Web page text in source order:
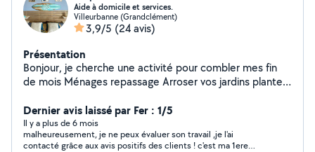
Aide à domicile et services.
Villeurbanne (Grandclément)
3,9/5 (24 avis)
Présentation
Bonjour, je cherche une activité pour combler mes fin
de mois Ménages repassage Arroser vos jardins plantes
Dernier avis laissé par Fer : 1/5
Il y a plus de 6 mois
malheureusement, je ne peux évaluer son travail ,je l'ai
contacté grâce aux avis positifs des clients ! c'est ma 1ere